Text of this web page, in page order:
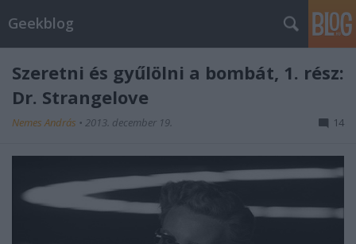
Geekblog
Szeretni és gyűlölni a bombát, 1. rész:
Dr. Strangelove
Nemes András • 2013. december 19. 14